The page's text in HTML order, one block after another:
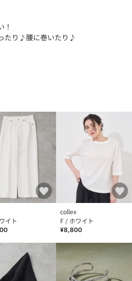
！
たり♪腰に巻いたり♪
イト
collex
F / ホワイト
¥8,800